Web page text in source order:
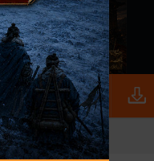
전체앱